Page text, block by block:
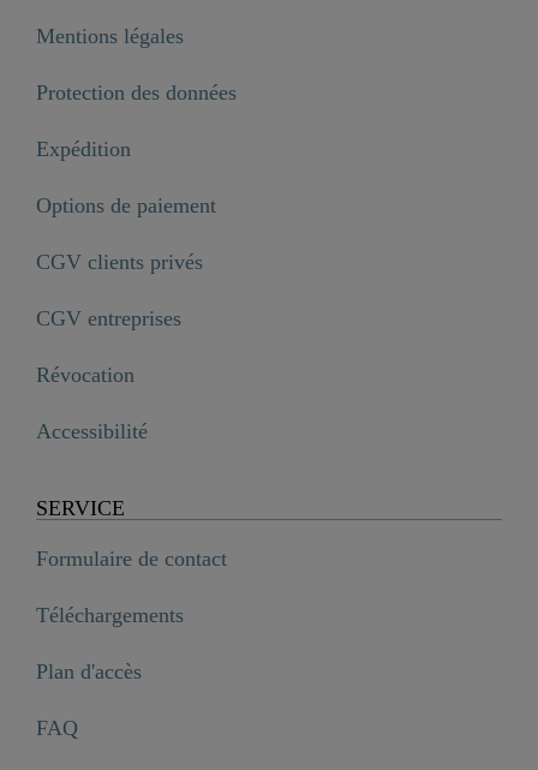
Mentions légales
Protection des données
Expédition
Options de paiement
CGV clients privés
CGV entreprises
Révocation
Accessibilité
SERVICE
Formulaire de contact
Téléchargements
Plan d'accès
FAQ